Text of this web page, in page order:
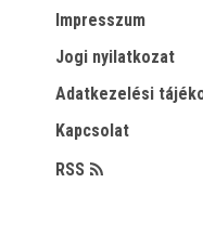
Impresszum
Jogi nyilatkozat
Adatkezelési
Kapcsolat
RSS